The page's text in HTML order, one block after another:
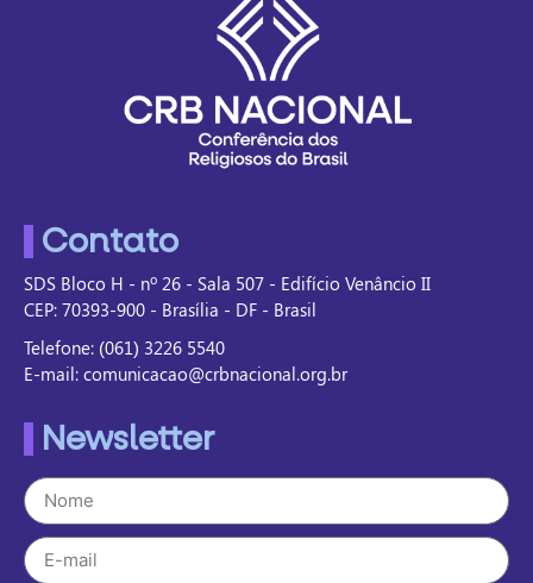
Contato
SDS Bloco H - nº 26 - Sala 507 - Edifício Venâncio II
CEP: 70393-900 - Brasília - DF - Brasil
Telefone: (061) 3226 5540
E-mail: comunicacao@crbnacional.org.br
Newsletter